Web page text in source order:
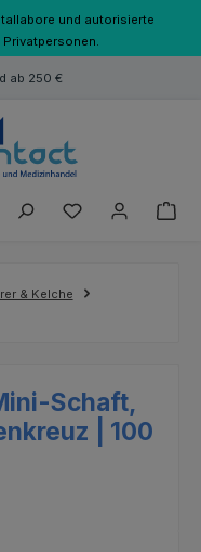
und autorisierte
Privatpersonen.
ab 250 €
Du hast 0
& Kelche
Schaft,
| 100